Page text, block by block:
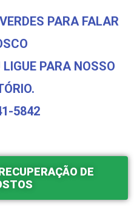
PARA FALAR
PARA NOSSO
5842
DE